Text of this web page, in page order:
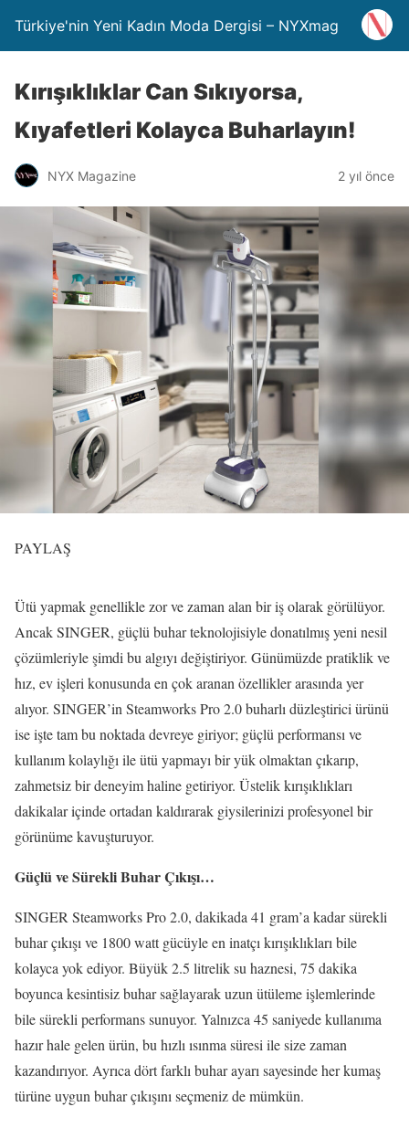
Türkiye'nin Yeni Kadın Moda Dergisi – NYXmag
Kırışıklıklar Can Sıkıyorsa,
Kıyafetleri Kolayca Buharlayın!
NYX Magazine 2 yıl önce
PAYLAŞ
Ütü yapmak genellikle zor ve zaman alan bir iş olarak görülüyor.
Ancak SINGER, güçlü buhar teknolojisiyle donatılmış yeni nesil
çözümleriyle şimdi bu algıyı değiştiriyor. Günümüzde pratiklik ve
hız, ev işleri konusunda en çok aranan özellikler arasında yer
alıyor. SINGER’in Steamworks Pro 2.0 buharlı düzleştirici ürünü
ise işte tam bu noktada devreye giriyor; güçlü performansı ve
kullanım kolaylığı ile ütü yapmayı bir yük olmaktan çıkarıp,
zahmetsiz bir deneyim haline getiriyor. Üstelik kırışıklıkları
dakikalar içinde ortadan kaldırarak giysilerinizi profesyonel bir
görünüme kavuşturuyor.
Güçlü ve Sürekli Buhar Çıkışı…
SINGER Steamworks Pro 2.0, dakikada 41 gram’a kadar sürekli
buhar çıkışı ve 1800 watt gücüyle en inatçı kırışıklıkları bile
kolayca yok ediyor. Büyük 2.5 litrelik su haznesi, 75 dakika
boyunca kesintisiz buhar sağlayarak uzun ütüleme işlemlerinde
bile sürekli performans sunuyor. Yalnızca 45 saniyede kullanıma
hazır hale gelen ürün, bu hızlı ısınma süresi ile size zaman
kazandırıyor. Ayrıca dört farklı buhar ayarı sayesinde her kumaş
türüne uygun buhar çıkışını seçmeniz de mümkün.